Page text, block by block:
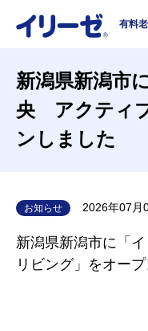
有料
施設を探す
イリーゼについて
有料老人ホームイ
イリーゼが選ばれ
よくある質問
お役立ち記事
新潟県新潟市
央 アクティ
ンしました
お知らせ 2026年07月
新潟県新潟市に「
リビング」をオー